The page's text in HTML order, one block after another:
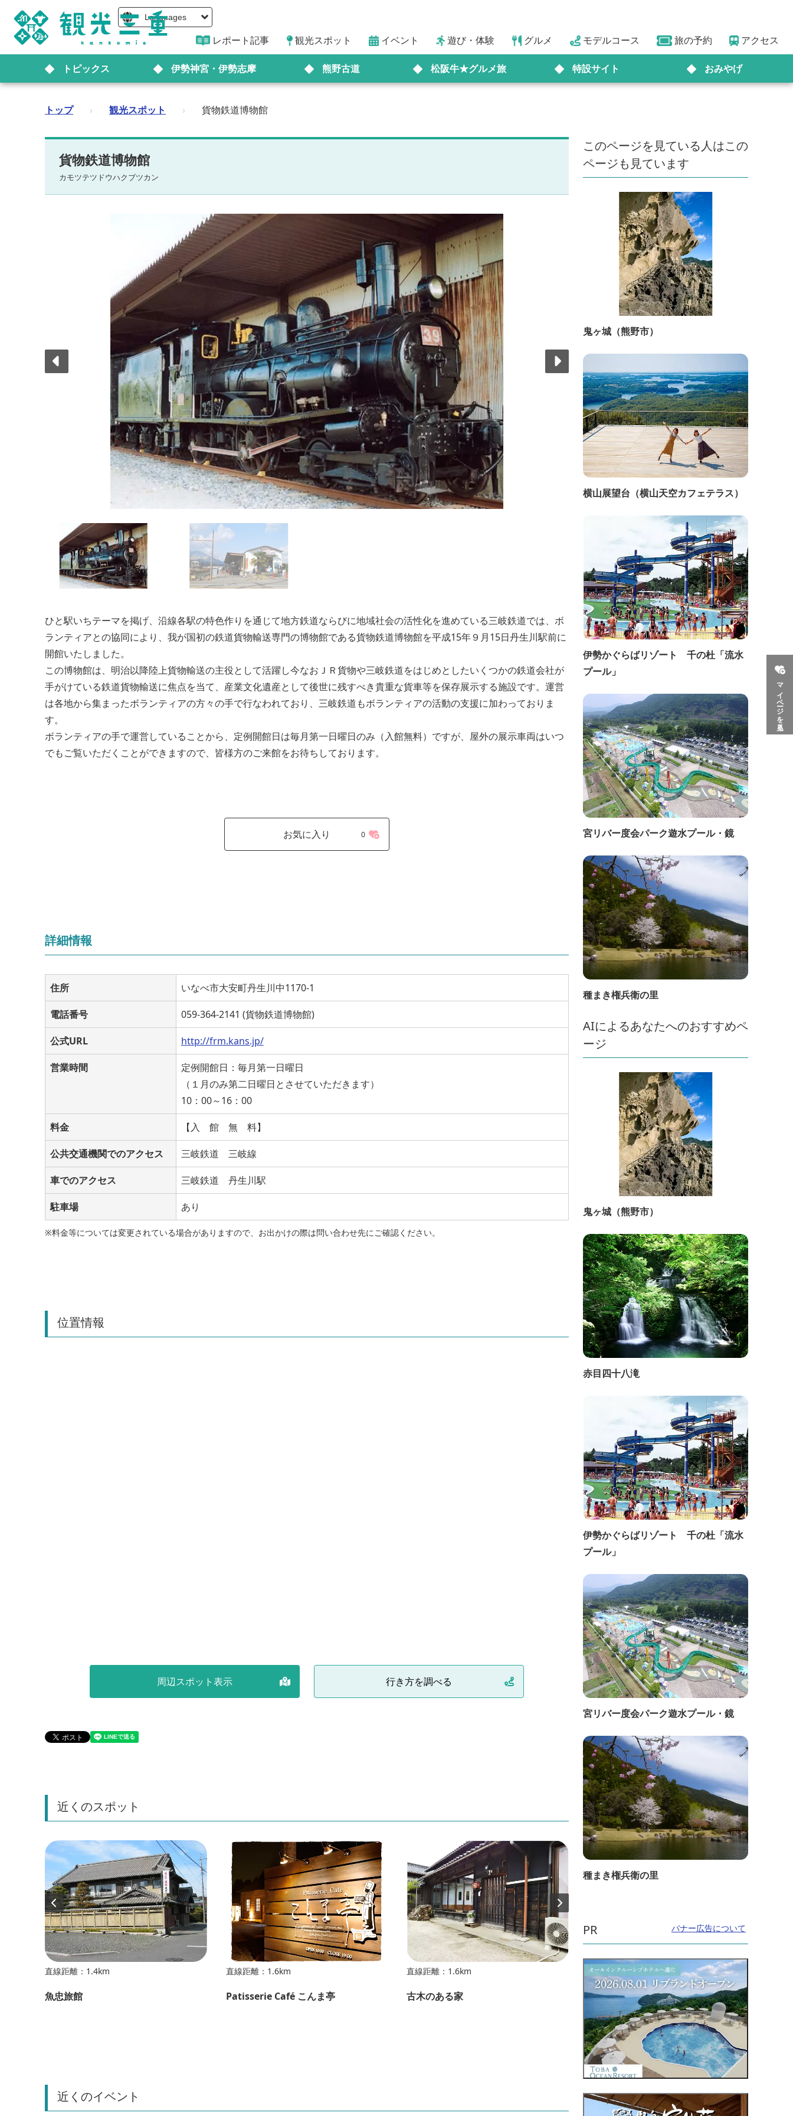
Languages
レポート記事 観光スポット イベント 遊び・体験 グルメ モデルコース 旅の予約 アクセス
トピックス 伊勢神宮・伊勢志摩 熊野古道 松阪牛★グルメ旅 特設サイト おみやげ
マイページを見る
トップ › 観光スポット › 貨物鉄道博物館
貨物鉄道博物館
カモツテツドウハクブツカン
ひと駅いちテーマを掲げ、沿線各駅の特色作りを通じて地方鉄道ならびに地域社会の活性化を進めている三岐鉄道では、ボ
ランティアとの協同により、我が国初の鉄道貨物輸送専門の博物館である貨物鉄道博物館を平成15年９月15日丹生川駅前に
開館いたしました。
この博物館は、明治以降陸上貨物輸送の主役として活躍し今なおＪＲ貨物や三岐鉄道をはじめとしたいくつかの鉄道会社が
手がけている鉄道貨物輸送に焦点を当て、産業文化遺産として後世に残すべき貴重な貨車等を保存展示する施設です。運営
は各地から集まったボランティアの方々の手で行なわれており、三岐鉄道もボランティアの活動の支援に加わっておりま
す。
ボランティアの手で運営していることから、定例開館日は毎月第一日曜日のみ（入館無料）ですが、屋外の展示車両はいつ
でもご覧いただくことができますので、皆様方のご来館をお待ちしております。
お気に入り 0
詳細情報
住所 いなべ市大安町丹生川中1170-1
電話番号 059-364-2141 (貨物鉄道博物館)
公式URL http://frm.kans.jp/
営業時間
定例開館日：毎月第一日曜日
（１月のみ第二日曜日とさせていただきます）
10：00～16：00
料金 【入 館 無 料】
公共交通機関でのアクセス 三岐鉄道 三岐線
車でのアクセス 三岐鉄道 丹生川駅
駐車場 あり
※料金等については変更されている場合がありますので、お出かけの際は問い合わせ先にご確認ください。
位置情報
周辺スポット表示 行き方を調べる
近くのスポット
直線距離：1.4km
魚忠旅館
直線距離：1.6km
Patisserie Café こんま亭
直線距離：1.6km
古木のある家
直線距離：2.0km
賀毛神社
近くのイベント
このページを見ている人はこの
ページも見ています
鬼ヶ城（熊野市）
横山展望台（横山天空カフェテラス）
伊勢かぐらばリゾート 千の杜「流水
プール」
宮リバー度会パーク遊水プール・鏡
種まき権兵衛の里
AIによるあなたへのおすすめペ
ージ
鬼ヶ城（熊野市）
赤目四十八滝
伊勢かぐらばリゾート 千の杜「流水
プール」
宮リバー度会パーク遊水プール・鏡
種まき権兵衛の里
PR バナー広告について